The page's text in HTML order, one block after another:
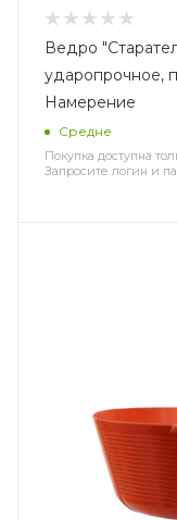
Ведро
ударопрочное,
Намерение
Средне
Покупка доступна
Запросите логин и